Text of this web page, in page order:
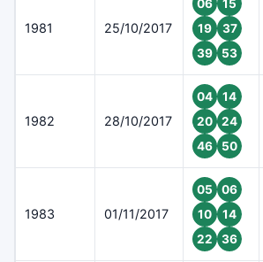
1981 25/10/2017
06
15
19
37
39
53
1982 28/10/2017
04
14
20
24
46
50
1983 01/11/2017
05
06
10
14
22
36